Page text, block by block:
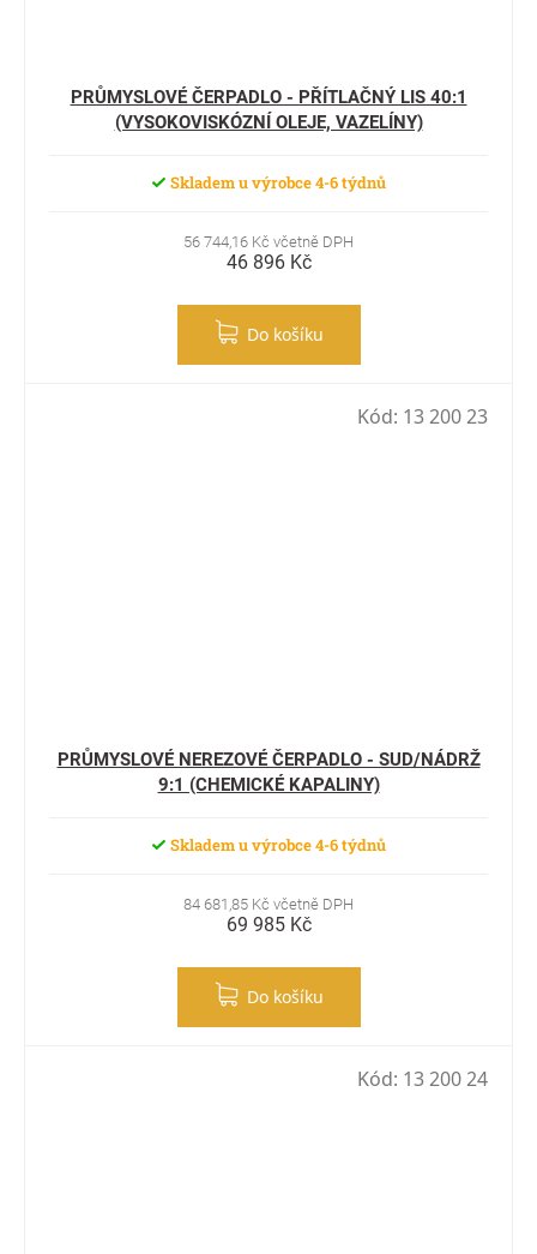
PRŮMYSLOVÉ ČERPADLO - PŘÍTLAČNÝ LIS 40:1
(VYSOKOVISKÓZNÍ OLEJE, VAZELÍNY)
Skladem u výrobce 4-6 týdnů
56 744,16 Kč včetně DPH
46 896 Kč
Do košíku
PRŮMYSLOVÉ NEREZOVÉ ČERPADLO - SUD/NÁDRŽ
9:1 (CHEMICKÉ KAPALINY)
Skladem u výrobce 4-6 týdnů
84 681,85 Kč včetně DPH
69 985 Kč
Do košíku
Kód: 13 200 23
Kód: 13 200 24